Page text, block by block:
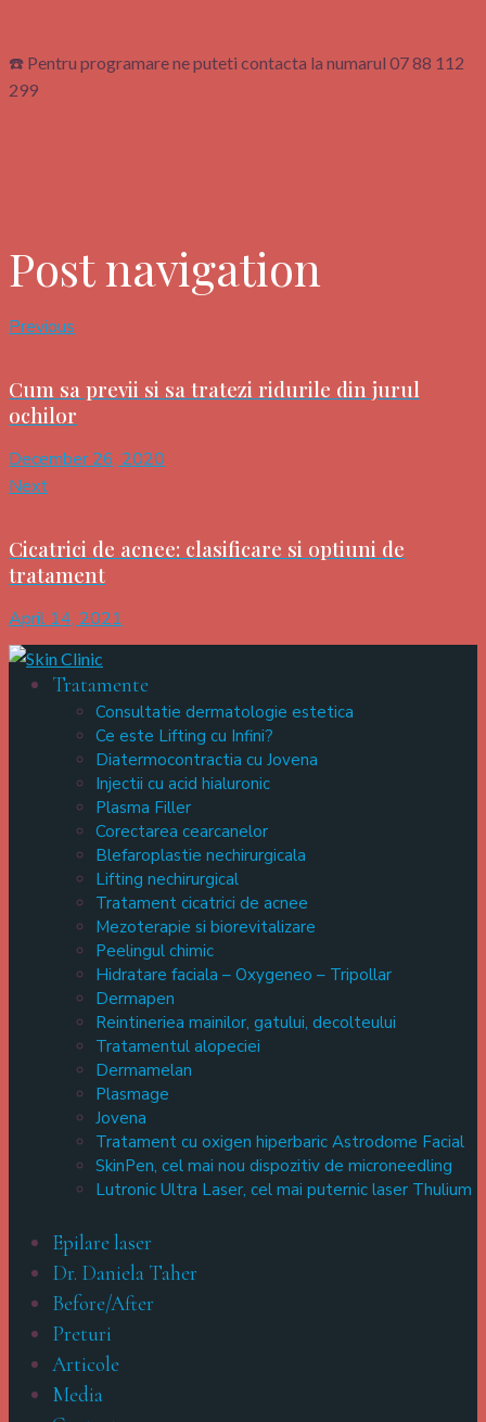
☎️ Pentru programare ne puteti contacta la numarul 07 88 112
299
Post navigation
Previous
Cum sa previi si sa tratezi ridurile din jurul
ochilor
December 26, 2020
Next
Cicatrici de acnee: clasificare si optiuni de
tratament
April 14, 2021
Tratamente
Consultatie dermatologie estetica
Ce este Lifting cu Infini?
Diatermocontractia cu Jovena
Injectii cu acid hialuronic
Plasma Filler
Corectarea cearcanelor
Blefaroplastie nechirurgicala
Lifting nechirurgical
Tratament cicatrici de acnee
Mezoterapie si biorevitalizare
Peelingul chimic
Hidratare faciala – Oxygeneo – Tripollar
Dermapen
Reintineriea mainilor, gatului, decolteului
Tratamentul alopeciei
Dermamelan
Plasmage
Jovena
Tratament cu oxigen hiperbaric Astrodome Facial
SkinPen, cel mai nou dispozitiv de microneedling
Lutronic Ultra Laser, cel mai puternic laser Thulium
Epilare laser
Dr. Daniela Taher
Before/After
Preturi
Articole
Media